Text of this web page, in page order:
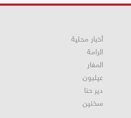
أخبار محلية
الرامة
المغار
عيلبون
دير حنا
سخنين